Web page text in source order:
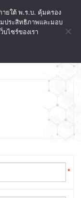
*
ายใต้ พ.ร.บ. คุ้มครอง
ประสิทธิภาพและมอบ
ไซร์ของเรา